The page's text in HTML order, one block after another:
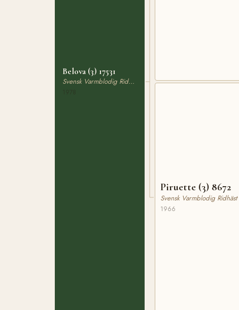
Belova (3) 17531
Svensk Varmblodig Ridhäst
Piruette (3) 8672
Svensk Varmblodig Ridhäst
1966